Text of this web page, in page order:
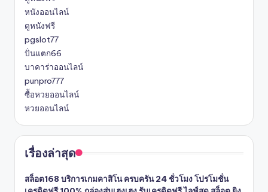
หนังออนไลน์
ดูหนังฟรี
pgslot77
ปั่นแตก66
บาคาร่าออนไลน์
punpro777
ซื้อหวยออนไลน์
หวยออนไลน์
เรื่องล่าสุด
สล็อต168 บริการเกมคาสิโน ครบครัน 24 ชั่วโมง โปรโมชั่น